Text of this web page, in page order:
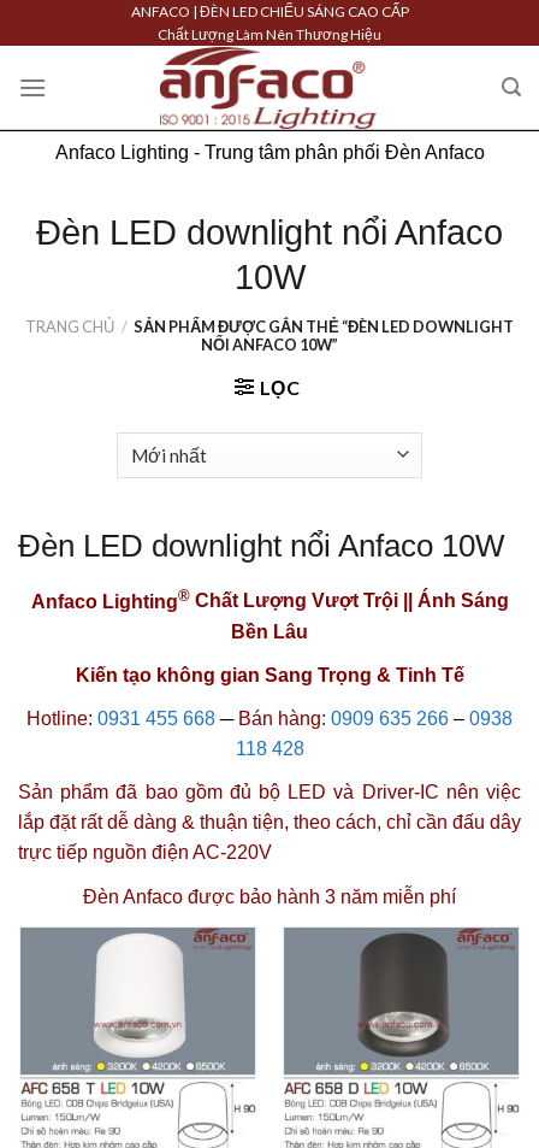
to
content
ANFACO | ĐÈN LED CHIẾU SÁNG CAO CẤP
Chất Lượng Làm Nên Thương Hiệu
Anfaco Lighting - Trung tâm phân phối Đèn Anfaco
Đèn LED downlight nổi Anfaco
10W
TRANG CHỦ / SẢN PHẨM ĐƯỢC GẮN THẺ “ĐÈN LED DOWNLIGHT
NỔI ANFACO 10W”
LỌC
Đèn LED downlight nổi Anfaco 10W
Anfaco Lighting® Chất Lượng Vượt Trội || Ánh Sáng
Bền Lâu
Kiến tạo không gian Sang Trọng & Tinh Tế
Hotline: 0931 455 668 ─Bán hàng: 0909 635 266 – 0938
118 428
Sản phẩm đã bao gồm đủ bộ LED và Driver-IC nên việc
lắp đặt rất dễ dàng & thuận tiện, theo cách, chỉ cần đấu dây
trực tiếp nguồn điện AC-220V
Đèn Anfaco được bảo hành 3 năm miễn phí